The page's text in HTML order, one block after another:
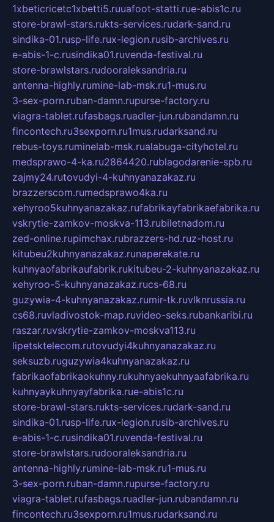
1xbeticricetc1xbetti5.ruuafoot-statti.rue-abis1c.ru
store-brawl-stars.rukts-services.rudark-sand.ru
sindika-01.rusp-life.rux-legion.rusib-archives.ru
e-abis-1-c.rusindika01.ruvenda-festival.ru
store-brawlstars.rudooraleksandria.ru
antenna-highly.rumine-lab-msk.ru1-mus.ru
3-sex-porn.ruban-damn.rupurse-factory.ru
viagra-tablet.rufasbags.ruadler-jun.rubandamn.ru
fincontech.ru3sexporn.ru1mus.rudarksand.ru
rebus-toys.ruminelab-msk.rualabuga-cityhotel.ru
medsprawo-4-ka.ru2864420.rublagodarenie-spb.ru
zajmy24.rutovudyi-4-kuhnyanazakaz.ru
brazzerscom.rumedsprawo4ka.ru
xehyroo5kuhnyanazakaz.rufabrikayfabrikaefabrika.ru
vskrytie-zamkov-moskva-113.rubiletnadom.ru
zed-online.rupimchax.rubrazzers-hd.ruz-host.ru
kitubeu2kuhnyanazakaz.runaperekate.ru
kuhnyaofabrikaufabrik.rukitubeu-2-kuhnyanazakaz.ru
xehyroo-5-kuhnyanazakaz.rucs-68.ru
guzywia-4-kuhnyanazakaz.rumir-tk.ruvlknrussia.ru
cs68.ruvladivostok-map.ruvideo-seks.rubankaribi.ru
raszar.ruvskrytie-zamkov-moskva113.ru
lipetsktelecom.rutovudyi4kuhnyanazakaz.ru
seksuzb.ruguzywia4kuhnyanazakaz.ru
fabrikaofabrikaokuhny.rukuhnyaekuhnyaafabrika.ru
kuhnyaykuhnyayfabrika.rue-abis1c.ru
store-brawl-stars.rukts-services.rudark-sand.ru
sindika-01.rusp-life.rux-legion.rusib-archives.ru
e-abis-1-c.rusindika01.ruvenda-festival.ru
store-brawlstars.rudooraleksandria.ru
antenna-highly.rumine-lab-msk.ru1-mus.ru
3-sex-porn.ruban-damn.rupurse-factory.ru
viagra-tablet.rufasbags.ruadler-jun.rubandamn.ru
fincontech.ru3sexporn.ru1mus.rudarksand.ru